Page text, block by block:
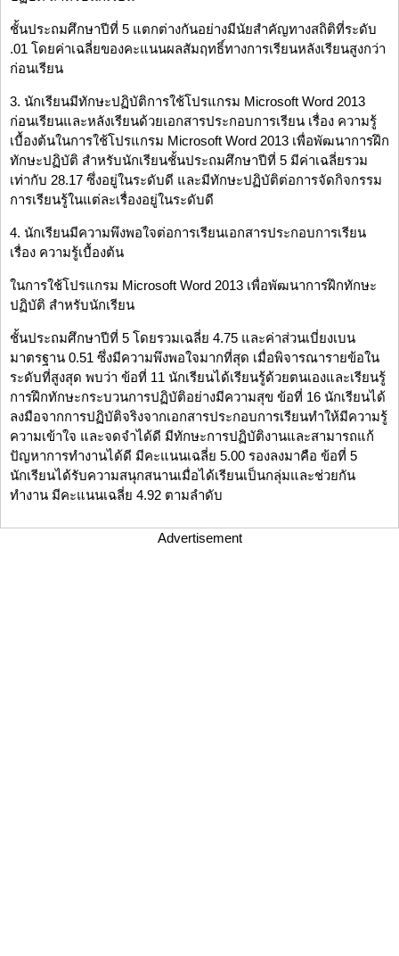
ชั้นประถมศึกษาปีที่ 5 แตกต่างกันอย่างมีนัยสำคัญทางสถิติที่ระดับ
.01 โดยค่าเฉลี่ยของคะแนนผลสัมฤทธิ์ทางการเรียนหลังเรียนสูงกว่า
ก่อนเรียน
3. นักเรียนมีทักษะปฏิบัติการใช้โปรแกรม Microsoft Word 2013
ก่อนเรียนและหลังเรียนด้วยเอกสารประกอบการเรียน เรื่อง ความรู้
เบื้องต้นในการใช้โปรแกรม Microsoft Word 2013 เพื่อพัฒนาการฝึก
ทักษะปฏิบัติ สำหรับนักเรียนชั้นประถมศึกษาปีที่ 5 มีค่าเฉลี่ยรวม
เท่ากับ 28.17 ซึ่งอยู่ในระดับดี และมีทักษะปฏิบัติต่อการจัดกิจกรรม
การเรียนรู้ในแต่ละเรื่องอยู่ในระดับดี
4. นักเรียนมีความพึงพอใจต่อการเรียนเอกสารประกอบการเรียน
เรื่อง ความรู้เบื้องต้น
ในการใช้โปรแกรม Microsoft Word 2013 เพื่อพัฒนาการฝึกทักษะ
ปฏิบัติ สำหรับนักเรียน
ชั้นประถมศึกษาปีที่ 5 โดยรวมเฉลี่ย 4.75 และค่าส่วนเบี่ยงเบน
มาตรฐาน 0.51 ซึ่งมีความพึงพอใจมากที่สุด เมื่อพิจารณารายข้อใน
ระดับที่สูงสุด พบว่า ข้อที่ 11 นักเรียนได้เรียนรู้ด้วยตนเองและเรียนรู้
การฝึกทักษะกระบวนการปฏิบัติอย่างมีความสุข ข้อที่ 16 นักเรียนได้
ลงมือจากการปฏิบัติจริงจากเอกสารประกอบการเรียนทำให้มีความรู้
ความเข้าใจ และจดจำได้ดี มีทักษะการปฏิบัติงานและสามารถแก้
ปัญหาการทำงานได้ดี มีคะแนนเฉลี่ย 5.00 รองลงมาคือ ข้อที่ 5
นักเรียนได้รับความสนุกสนานเมื่อได้เรียนเป็นกลุ่มและช่วยกัน
ทำงาน มีคะแนนเฉลี่ย 4.92 ตามลำดับ
Advertisement